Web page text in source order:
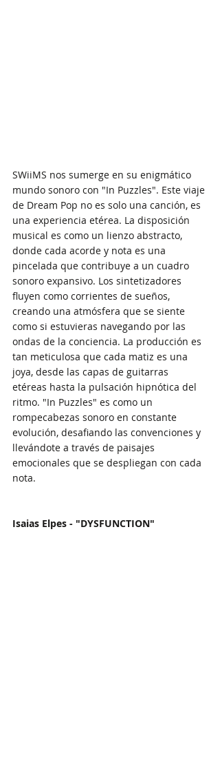
SWiiMS nos sumerge en su enigmático
mundo sonoro con "In Puzzles". Este viaje
de Dream Pop no es solo una canción, es
una experiencia etérea. La disposición
musical es como un lienzo abstracto,
donde cada acorde y nota es una
pincelada que contribuye a un cuadro
sonoro expansivo. Los sintetizadores
fluyen como corrientes de sueños,
creando una atmósfera que se siente
como si estuvieras navegando por las
ondas de la conciencia. La producción es
tan meticulosa que cada matiz es una
joya, desde las capas de guitarras
etéreas hasta la pulsación hipnótica del
ritmo. "In Puzzles" es como un
rompecabezas sonoro en constante
evolución, desafiando las convenciones y
llevándote a través de paisajes
emocionales que se despliegan con cada
nota.
Isaias Elpes - "DYSFUNCTION"